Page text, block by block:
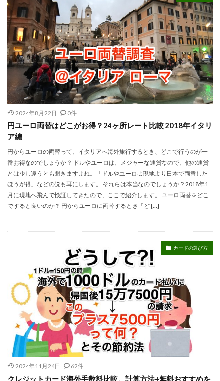
2024年8月22日 0件
円ユーロ両替はどこがお得？24ヶ所レート比較 2018年イタリ
ア編
円からユーロの両替って、イタリアへ海外旅行するとき、どこで行うのが一
番お得なのでしょうか？ ドルやユーロは、メジャーな通貨なので、他の通貨
とは少し違うとも聞きますよね。「ドルやユーロは現地より日本で両替した
ほうが得」などの説も耳にします。 それらは本当なのでしょうか？2018年1
月に現地へ飛んで検証してきたので、ここで紹介します。 ユーロ両替をどこ
ですると良いのか？ 円からユーロに両替するとき「ど […]
カードの選び方
2024年11月24日 62件
クレジットカード海外手数料比較。計算方法+無料おすすめを